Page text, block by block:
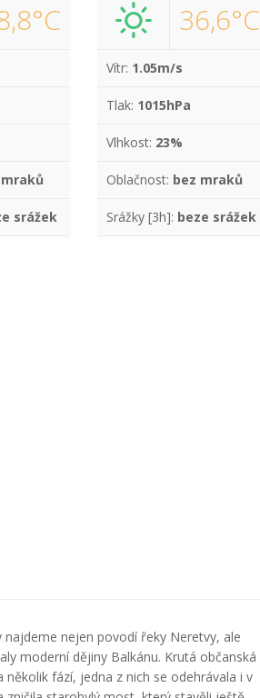
srážek
36,6°C
Vítr: 1.05m/s
Tlak: 1015hPa
Vlhkost: 23%
Oblačnost: bez mraků
Srážky [3h]: beze srážek
nejen povodí řeky Neretvy, ale
moderní dějiny Balkánu. Krutá občanská
několik fází, jedna z nich se odehrávala i v